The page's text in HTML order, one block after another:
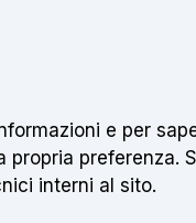
e per
propria preferenza.
interni al sito.